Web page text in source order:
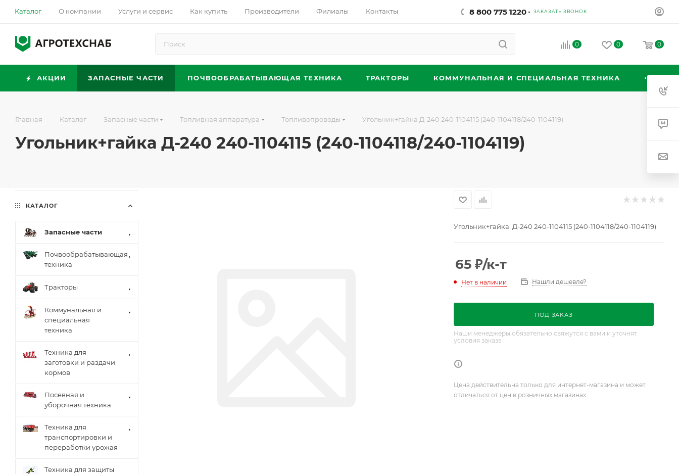
Каталог О компании Услуги и сервис Как купить Производители Филиалы Контакты 8 800 775 1220 ЗАКАЗАТЬ ЗВОНОК
0 0 0
АКЦИИ ЗАПАСНЫЕ ЧАСТИ ПОЧВООБРАБАТЫВАЮЩАЯ ТЕХНИКА ТРАКТОРЫ КОММУНАЛЬНАЯ И СПЕЦИАЛЬНАЯ ТЕХНИКА
Главная — Каталог — Запасные части — Топливная аппаратура — Топливопроводы — Угольник+гайка Д-240 240-1104115 (240-1104118/240-1104119)
Угольник+гайка Д-240 240-1104115 (240-1104118/240-1104119)
Угольник+гайка Д-240 240-1104115 (240-1104118/240-1104119)
65 ₽/к-т
Нет в наличии Нашли дешевле?
ПОД ЗАКАЗ
Наши менеджеры обязательно свяжутся с вами и уточнят
условия заказа
Цена действительна только для интернет-магазина и может
отличаться от цен в розничных магазинах
КАТАЛОГ
Запасные части
Почвообрабатывающая
техника
Тракторы
Коммунальная и
специальная
техника
Техника для
заготовки и раздачи
кормов
Посевная и
уборочная техника
Техника для
транспортировки и
переработки урожая
Техника для защиты